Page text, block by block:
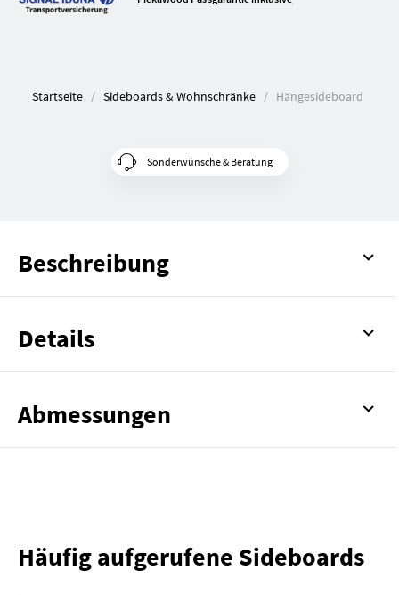
Startseite Sideboards & Wohnschränke Hängesideboard
Sonderwünsche & Beratung
Beschreibung
Details
Abmessungen
Häufig aufgerufene Sideboards